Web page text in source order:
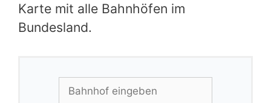
Karte mit alle Bahnhöfen im
Bundesland.